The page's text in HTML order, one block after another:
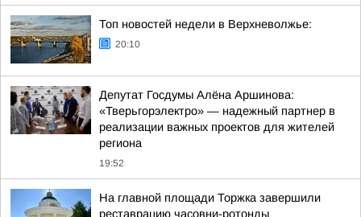
Топ новостей недели в Верхневолжье:
20:10
Депутат Госдумы Алёна Аршинова:
«Тверьгорэлектро» — надежный партнер в
реализации важных проектов для жителей
региона
19:52
На главной площади Торжка завершили
реставрацию часовни-ротонды